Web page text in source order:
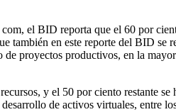
el BID reporta que el 60 por
también en este reporte del BID se
proyectos productivos, en la
y el 50 por ciento restante
de activos virtuales, entre